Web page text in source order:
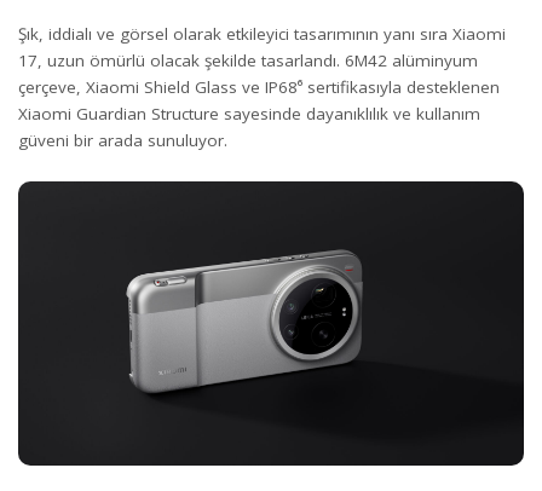
Şık, iddialı ve görsel olarak etkileyici tasarımının yanı sıra Xiaomi
17, uzun ömürlü olacak şekilde tasarlandı. 6M42 alüminyum
çerçeve, Xiaomi Shield Glass ve IP68⁶ sertifikasıyla desteklenen
Xiaomi Guardian Structure sayesinde dayanıklılık ve kullanım
güveni bir arada sunuluyor.